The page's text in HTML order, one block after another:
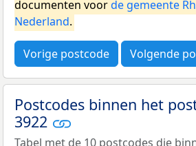
documenten voorde gemeente
Nederland.
Vorige postcode Volgende
Postcodes binnen het
3922
Tabel met de 10 postcodes die